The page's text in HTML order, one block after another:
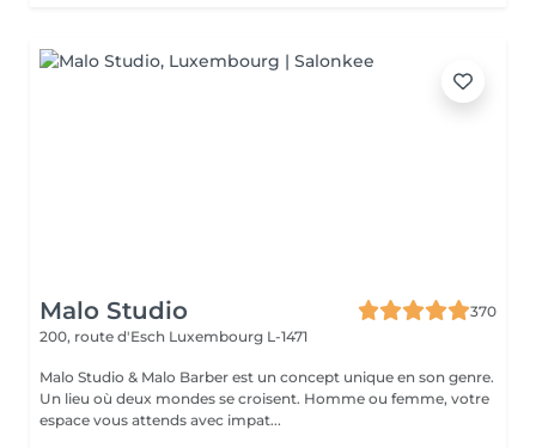
Malo Studio
370
200, route d'Esch Luxembourg L-1471
Malo Studio & Malo Barber est un concept unique en son genre.
Un lieu où deux mondes se croisent. Homme ou femme, votre
espace vous attends avec impat...